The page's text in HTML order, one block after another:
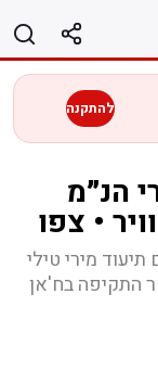
להתקנה
הנ״מ
• צפו
מירי טילי
התקיפה בח'אן